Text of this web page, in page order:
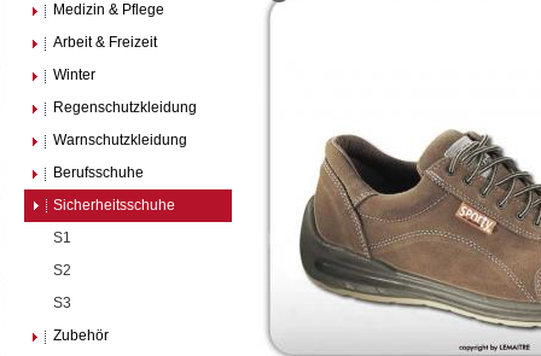
Medizin & Pflege
Arbeit & Freizeit
Winter
Regenschutzkleidung
Warnschutzkleidung
Berufsschuhe
Sicherheitsschuhe
S1
S2
S3
Zubehör